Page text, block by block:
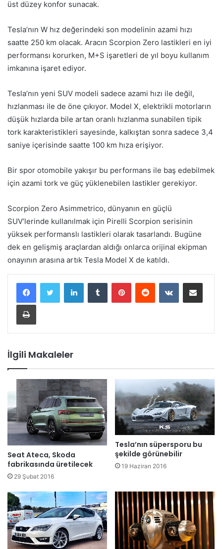
üst düzey konfor sunacak.
Tesla’nın W hız değerindeki son modelinin azami hızı
saatte 250 km olacak. Aracın Scorpion Zero lastikleri en iyi
performansı korurken, M+S işaretleri de yıl boyu kullanım
imkanına işaret ediyor.
Tesla’nın yeni SUV modeli sadece azami hızı ile değil,
hızlanması ile de öne çıkıyor. Model X, elektrikli motorların
düşük hızlarda bile artan oranlı hızlanma sunabilen tipik
tork karakteristikleri sayesinde, kalkıştan sonra sadece 3,4
saniye içerisinde saatte 100 km hıza erişiyor.
Bir spor otomobile yakışır bu performans ile baş edebilmek
için azami tork ve güç yüklenebilen lastikler gerekiyor.
Scorpion Zero Asimmetrico, dünyanın en güçlü
SUV’lerinde kullanılmak için Pirelli Scorpion serisinin
yüksek performanslı lastikleri olarak tasarlandı. Bugüne
dek en gelişmiş araçlardan aldığı onlarca orijinal ekipman
onayının arasına artık Tesla Model X de katıldı.
İlgili Makaleler
Seat Ateca, Skoda
fabrikasında üretilecek
29 Şubat 2016
Tesla’nın süpersporu bu
şekilde görünebilir
19 Haziran 2016